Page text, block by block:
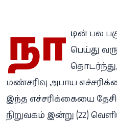
நா ட்டின் பல
பெய்து
மண்சரிவு அபாய
இந்த எச்சரிக்கையை
நிறுவகம் இன்று (22)